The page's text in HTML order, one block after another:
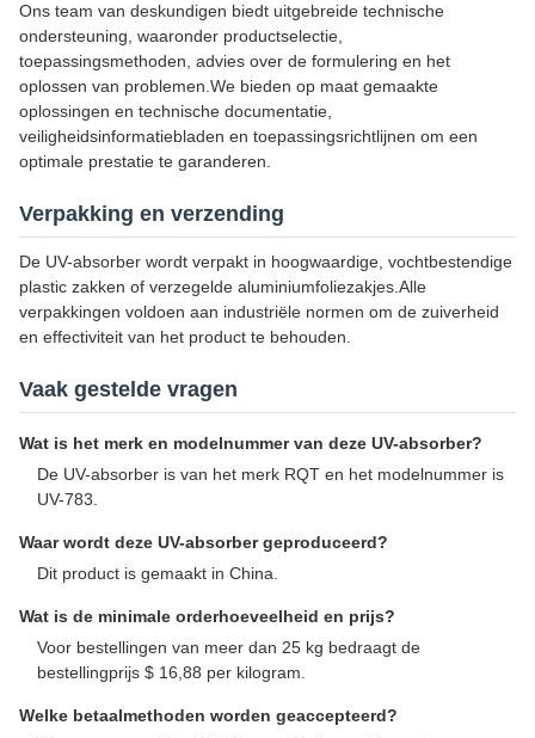
Ons team van deskundigen biedt uitgebreide technische
ondersteuning, waaronder productselectie,
toepassingsmethoden, advies over de formulering en het
oplossen van problemen.We bieden op maat gemaakte
oplossingen en technische documentatie,
veiligheidsinformatiebladen en toepassingsrichtlijnen om een
optimale prestatie te garanderen.
Verpakking en verzending
De UV-absorber wordt verpakt in hoogwaardige, vochtbestendige
plastic zakken of verzegelde aluminiumfoliezakjes.Alle
verpakkingen voldoen aan industriële normen om de zuiverheid
en effectiviteit van het product te behouden.
Vaak gestelde vragen
Wat is het merk en modelnummer van deze UV-absorber?
De UV-absorber is van het merk RQT en het modelnummer is
UV-783.
Waar wordt deze UV-absorber geproduceerd?
Dit product is gemaakt in China.
Wat is de minimale orderhoeveelheid en prijs?
Voor bestellingen van meer dan 25 kg bedraagt de
bestellingprijs $ 16,88 per kilogram.
Welke betaalmethoden worden geaccepteerd?